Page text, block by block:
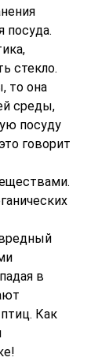
посуда.
стекло.
то она
среды,
посуду
говорит
в
Как